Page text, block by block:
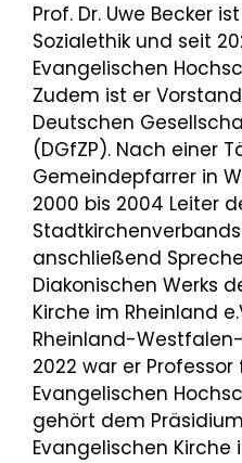
Prof. Dr. Uwe Becker
Sozialethik und seit
Evangelischen
Zudem ist er
Deutschen
(DGfZP). Nach einer
Gemeindepfarrer in
2000 bis 2004 Leiter
anschließend
Diakonischen Werks
Kirche im Rheinland
Rheinland-Westfalen-
2022 war er
Evangelischen
gehört dem
Evangelischen